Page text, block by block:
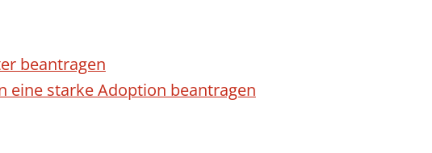
beantragen
eine starke Adoption beantragen